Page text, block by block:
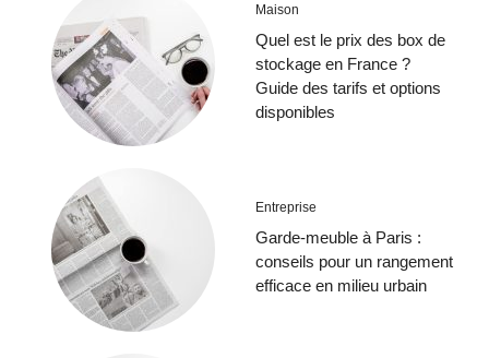
Maison
Quel est le prix des box de
stockage en France ?
Guide des tarifs et options
disponibles
Entreprise
Garde-meuble à Paris :
conseils pour un rangement
efficace en milieu urbain